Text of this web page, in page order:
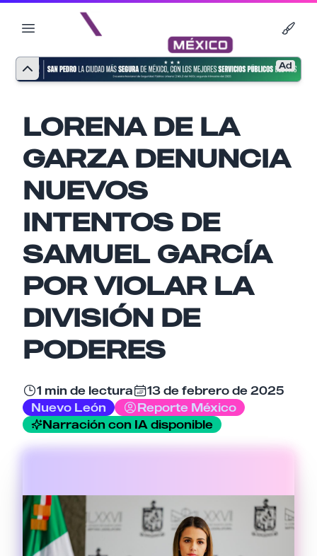
Ad
LORENA DE LA
GARZA DENUNCIA
NUEVOS
INTENTOS DE
SAMUEL GARCÍA
POR VIOLAR LA
DIVISIÓN DE
PODERES
1 min de lectura
13 de febrero de 2025
Nuevo León
Reporte México
Narración con IA disponible
Nombre
Email
Tu comentario